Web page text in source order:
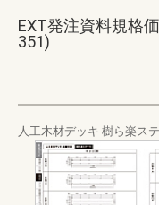
EXT発注資料規格
351)
人工木材デッキ 樹ら楽ス